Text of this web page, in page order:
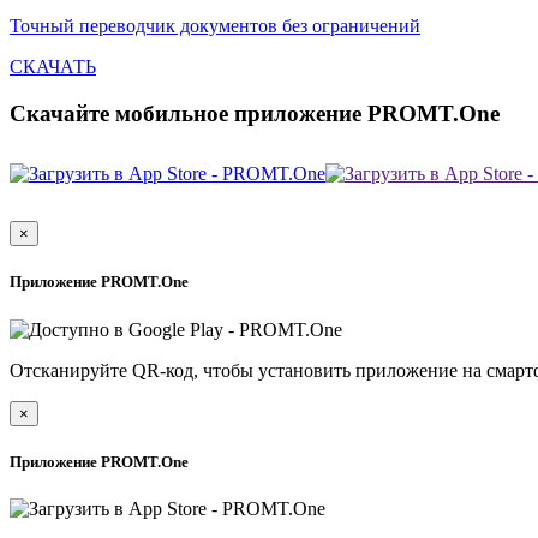
Точный переводчик документов без ограничений
СКАЧАТЬ
Скачайте мобильное приложение PROMT.One
×
Приложение PROMT.One
Отсканируйте QR-код, чтобы установить приложение на
×
Приложение PROMT.One